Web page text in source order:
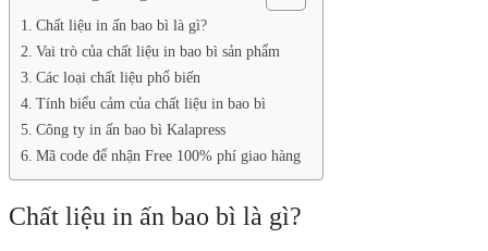
Chất liệu in ấn bao bì là gì?
Vai trò của chất liệu in bao bì sản phẩm
Các loại chất liệu phổ biến
Tính biểu cảm của chất liệu in bao bì
Công ty in ấn bao bì Kalapress
Mã code để nhận Free 100% phí giao hàng
Chất liệu in ấn bao bì là gì?